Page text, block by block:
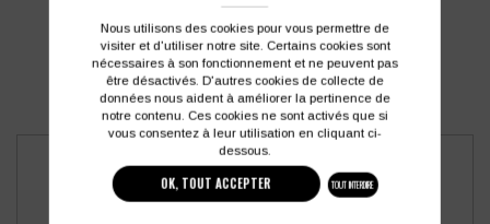
PRODUITS SIMILAIRES
Nous utilisons des cookies pour vous permettre de
visiter et d'utiliser notre site. Certains cookies sont
nécessaires à son fonctionnement et ne peuvent pas
être désactivés. D'autres cookies de collecte de
données nous aident à améliorer la pertinence de
notre contenu. Ces cookies ne sont activés que si
vous consentez à leur utilisation en cliquant ci-
dessous.
OK, TOUT ACCEPTER TOUT INTERDIRE